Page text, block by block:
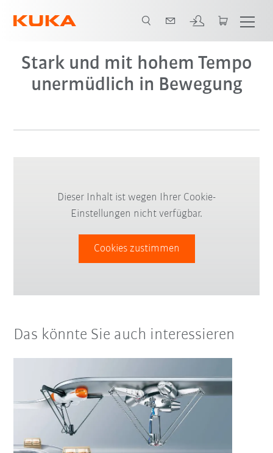
Stark und mit hohem Tempo
unermüdlich in Bewegung
Dieser Inhalt ist wegen Ihrer Cookie-
Einstellungen nicht verfügbar.
Cookies zustimmen
Das könnte Sie auch interessieren